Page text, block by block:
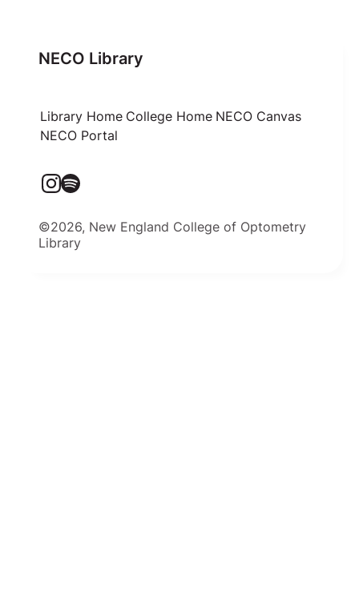
NECO Library
Library Home College Home NECO Canvas
NECO Portal
©2026, New England College of Optometry
Library